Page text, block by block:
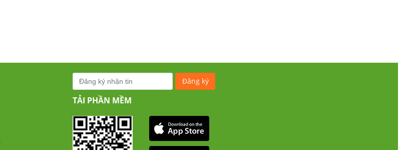
TẢI PHẦN MỀM